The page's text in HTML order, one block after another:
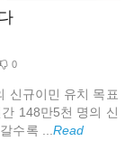
0
신규이민 유치 목표
148만5천 명의 신
수록 ... Read